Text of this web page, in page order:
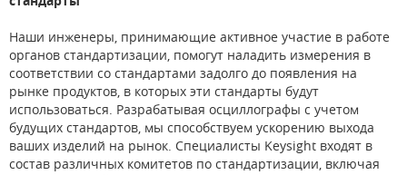
Наши инженеры, принимающие активное участие в работе
органов стандартизации, помогут наладить измерения в
соответствии со стандартами задолго до появления на
рынке продуктов, в которых эти стандарты будут
использоваться. Разрабатывая осциллографы с учетом
будущих стандартов, мы способствуем ускорению выхода
ваших изделий на рынок. Специалисты Keysight входят в
состав различных комитетов по стандартизации, включая